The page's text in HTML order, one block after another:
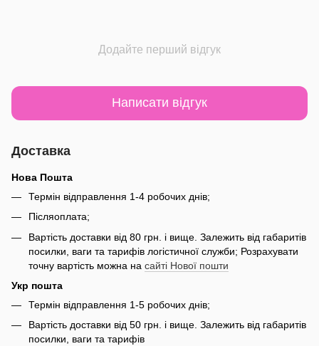
Додайте перший відгук
Написати відгук
Доставка
Нова Пошта
Термін відправлення 1-4 робочих днів;
Післяоплата;
Вартість доставки від 80 грн. і вище. Залежить від габаритів
посилки, ваги та тарифів логістичної служби; Розрахувати
точну вартість можна на сайті Нової пошти
Укр пошта
Термін відправлення 1-5 робочих днів;
Вартість доставки від 50 грн. і вище. Залежить від габаритів
посилки, ваги та тарифів